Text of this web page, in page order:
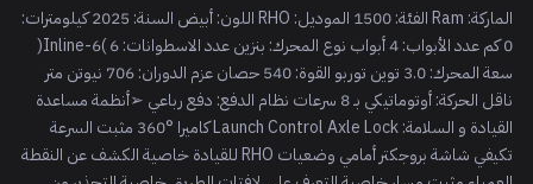
الماركة: Ram الفئة: 1500 الموديل: RHO اللون: أبيض السنة: 2025 كيلومترات:
0 كم عدد الأبواب: 4 أبواب نوع المحرك: بنزين عدد الاسطوانات: 6 )6-Inline(
سعة المحرك: 3.0 توين توربو القوة: 540 حصان عزم الدوران: 706 نيوتن متر
ناقل الحركة: أوتوماتيكي بـ 8 سرعات نظام الدفع: دفع رباعي ➢أنظمة مساعدة
القيادة و السلامة: Launch Control Axle Lock كاميرا °360 مثبت السرعة
تكيفي شاشة بروجكتر أمامي وضعيات RHO للقيادة خاصية الكشف عن النقطة